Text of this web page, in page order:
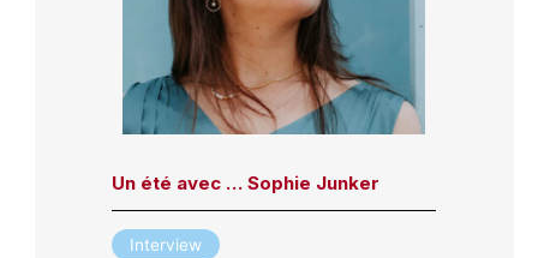
Un été avec … Sophie Junker
Interview